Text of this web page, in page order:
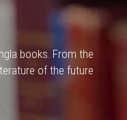
books. From the
of the future